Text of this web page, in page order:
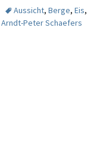
Aussicht, Berge, Eis,
Arndt-Peter Schaefers